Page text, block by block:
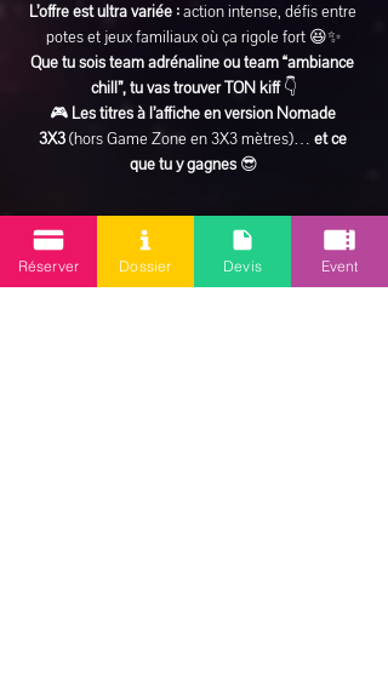
L’offre est ultra variée : action intense, défis entre
potes et jeux familiaux où ça rigole fort 😆✨
Que tu sois team adrénaline ou team “ambiance
chill”, tu vas trouver TON kiff 👇
🎮 Les titres à l’affiche en version Nomade
3X3 (hors Game Zone en 3X3 mètres)… et ce
que tu y gagnes 😎
En lire plus >
Réserver Dossier Devis Event